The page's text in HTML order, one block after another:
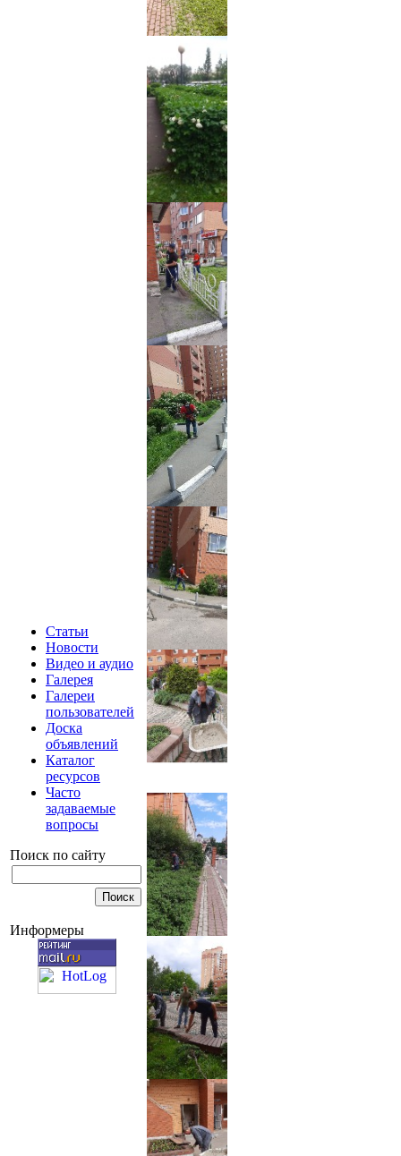
Статьи
Новости
Видео и аудио
Галерея
Галереи
пользователей
Доска
объявлений
Каталог
ресурсов
Часто
задаваемые
вопросы
Поиск по сайту
Информеры